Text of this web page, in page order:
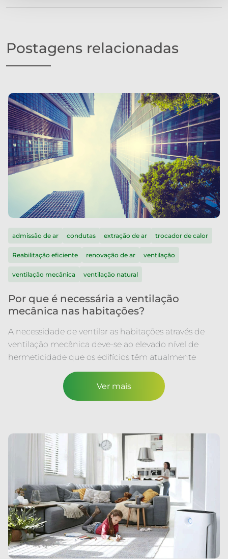
Postagens relacionadas
admissão de ar condutas extração de ar trocador de calor
Reabilitação eficiente renovação de ar ventilação
ventilação mecânica ventilação natural
Por que é necessária a ventilação
mecânica nas habitações?
A necessidade de ventilar as habitações através de
ventilação mecânica deve-se ao elevado nível de
hermeticidade que os edifícios têm atualmente
Ver mais